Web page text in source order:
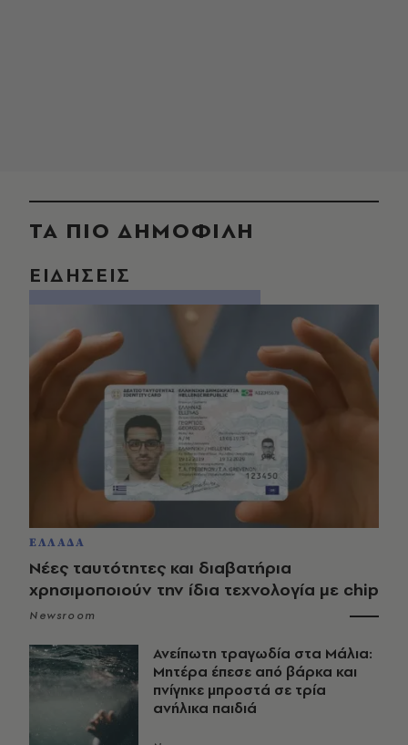
ΤΑ ΠΙΟ ΔΗΜΟΦΙΛΗ
ΕΙΔΗΣΕΙΣ
ΕΛΛΑΔΑ
Νέες ταυτότητες και διαβατήρια
χρησιμοποιούν την ίδια τεχνολογία με chip
Newsroom
Ανείπωτη τραγωδία στα Μάλια:
Μητέρα έπεσε από βάρκα και
πνίγηκε μπροστά σε τρία
ανήλικα παιδιά